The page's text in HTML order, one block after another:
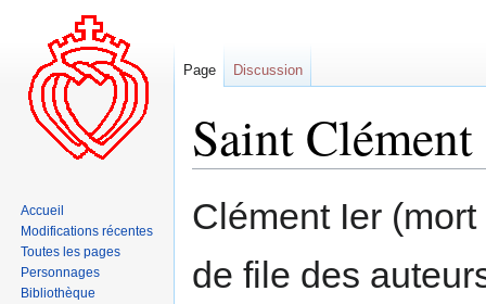
Saint Clément
à
navigation
à
recherche
Clément Ier
de file des
Page Discussion
Accueil
Modifications récentes
Toutes les pages
Personnages
Bibliothèque